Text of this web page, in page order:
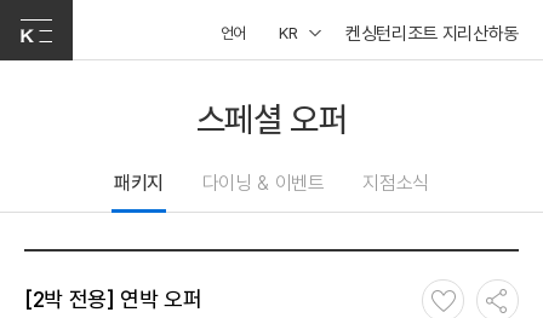
언어 KR 켄싱턴리조트 지리산하동
스페셜 오퍼
패키지 다이닝 & 이벤트 지점소식
[2박 전용] 연박 오퍼